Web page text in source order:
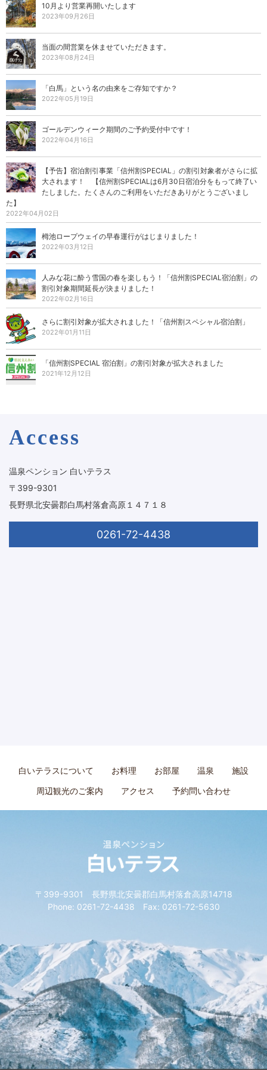
10月より営業再開いたします
2023年09月26日
当面の間営業を休ませていただきます。
2023年08月24日
「白馬」という名の由来をご存知ですか？
2022年05月19日
ゴールデンウィーク期間のご予約受付中です！
2022年04月16日
【予告】宿泊割引事業「信州割SPECIAL」の割引対象者がさらに拡
大されます！ 【信州割SPECIALは6月30日宿泊分をもって終了い
たしました。たくさんのご利用をいただきありがとうございまし
た】
2022年04月02日
栂池ロープウェイの早春運行がはじまりました！
2022年03月12日
人みな花に酔う雪国の春を楽しもう！「信州割SPECIAL宿泊割」の
割引対象期間延長が決まりました！
2022年02月16日
さらに割引対象が拡大されました！「信州割スペシャル宿泊割」
2022年01月11日
「信州割SPECIAL 宿泊割」の割引対象が拡大されました
2021年12月12日
Access
温泉ペンション 白いテラス
〒399-9301
長野県北安曇郡白馬村落倉高原１４７１８
0261-72-4438
白いテラスについて お料理 お部屋 温泉
施設
周辺観光のご案内
アクセス 予約問い合わせ
〒399-9301 長野県北安曇郡白馬村落倉高原14718
Phone: 0261-72-4438 Fax: 0261-72-5630